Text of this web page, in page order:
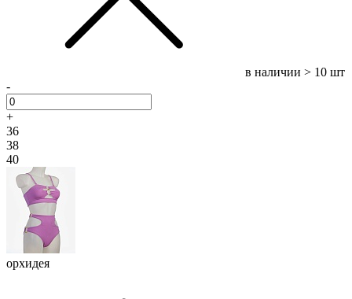
в наличии > 10 шт
-
+
36
38
40
орхидея